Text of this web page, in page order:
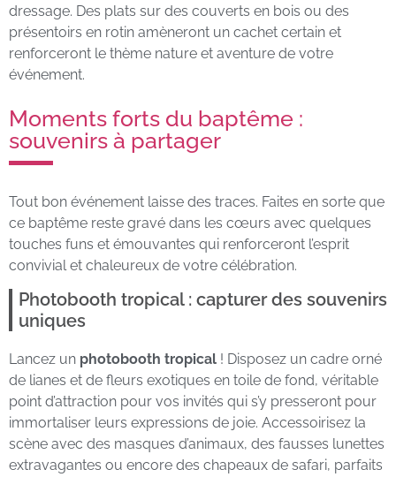
dressage. Des plats sur des couverts en bois ou des
présentoirs en rotin amèneront un cachet certain et
renforceront le thème nature et aventure de votre
événement.
Moments forts du baptême :
souvenirs à partager
Tout bon événement laisse des traces. Faites en sorte que
ce baptême reste gravé dans les cœurs avec quelques
touches funs et émouvantes qui renforceront l’esprit
convivial et chaleureux de votre célébration.
Photobooth tropical : capturer des souvenirs
uniques
Lancez un photobooth tropical ! Disposez un cadre orné
de lianes et de fleurs exotiques en toile de fond, véritable
point d’attraction pour vos invités qui s’y presseront pour
immortaliser leurs expressions de joie. Accessoirisez la
scène avec des masques d’animaux, des fausses lunettes
extravagantes ou encore des chapeaux de safari, parfaits